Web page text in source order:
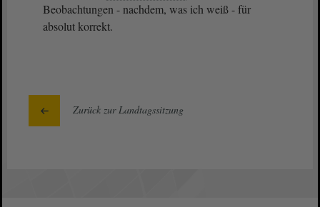
Beobachtungen - nachdem, was ich weiß - für
absolut korrekt.
Zurück zur Landtagssitzung